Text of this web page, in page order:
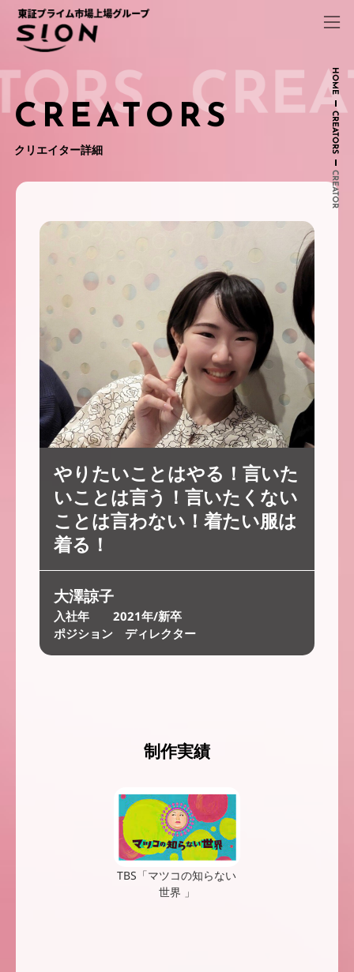
ツ
シ
HOME
CREATORS
CREATOR
CREATORS
クリエイター詳細
やりたいことはやる！言いた
いことは言う！言いたくない
ことは言わない！着たい服は
着る！
大澤諒子
入社年 2021年/新卒
ポジション ディレクター
制作実績
TBS「マツコの知らない
世界 」